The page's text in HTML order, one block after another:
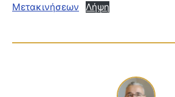
Μετακινήσεων
Λήψη